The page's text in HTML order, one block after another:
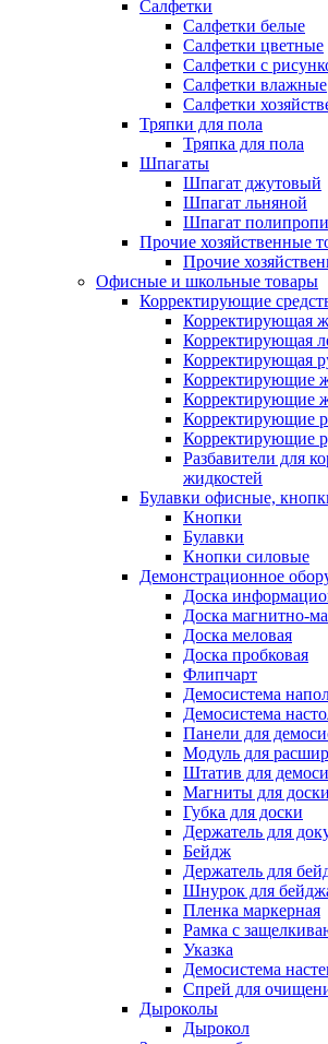
Салфетки
Салфетки белые
Салфетки цветные
Салфетки с
Салфетки влажные
Салфетки
Тряпки для пола
Тряпка для пола
Шпагаты
Шпагат джутовый
Шпагат льняной
Шпагат
Прочие хозяйственные
Прочие
Офисные и школьные товары
Корректирующие
Корректирующая
Корректирующая
Корректирующая
Корректирующие
Корректирующие
Корректирующие
Корректирующие
Разбавители для
жидкостей
Булавки офисные,
Кнопки
Булавки
Кнопки силовые
Демонстрационное
Доска
Доска магнитно-
Доска меловая
Доска пробковая
Флипчарт
Демосистема
Демосистема
Панели для
Модуль для
Штатив для
Магниты для доски
Губка для доски
Держатель для
Бейдж
Держатель для
Шнурок для
Пленка маркерная
Рамка с
Указка
Демосистема
Спрей для
Дыроколы
Дырокол